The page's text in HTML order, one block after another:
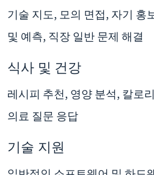
기술 지도, 모의 면접, 자기 홍
및 예측, 직장 일반 문제 해결
식사 및 건강
레시피 추천, 영양 분석, 칼로
의료 질문 응답
기술 지원